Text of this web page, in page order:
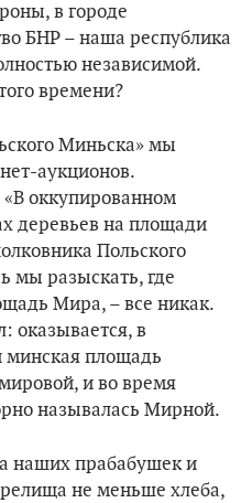
в городе
БНР – наша республика
независимой.
времени?
Миньска» мы
аукционов.
«В оккупированном
деревьев на площади
Польского
мы разыскать, где
Мира, – все никак.
оказывается, в
минская площадь
и во время
называлась Мирной.
наших прабабушек и
не меньше хлеба,